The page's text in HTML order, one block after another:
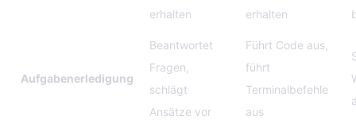
erhalten
erhalten
Aufgabenerledigung
Beantwortet
Fragen,
schlägt
Ansätze vor
Führt Code aus,
führt
Terminalbefehle
aus